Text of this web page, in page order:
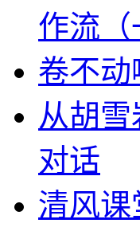
作流（
卷不
从胡
对话
清风